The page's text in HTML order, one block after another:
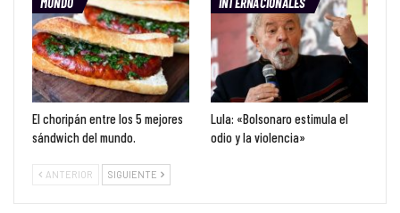
El choripán entre los 5 mejores
sándwich del mundo.
Lula: «Bolsonaro estimula el
odio y la violencia»
ANTERIOR SIGUIENTE